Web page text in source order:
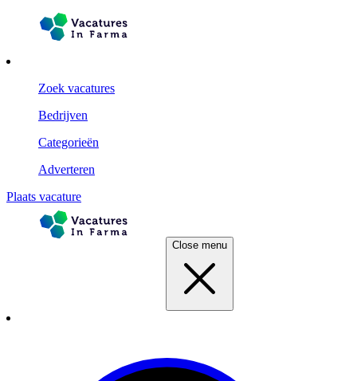
Zoek vacatures
Bedrijven
Categorieën
Adverteren
Plaats vacature
Close menu